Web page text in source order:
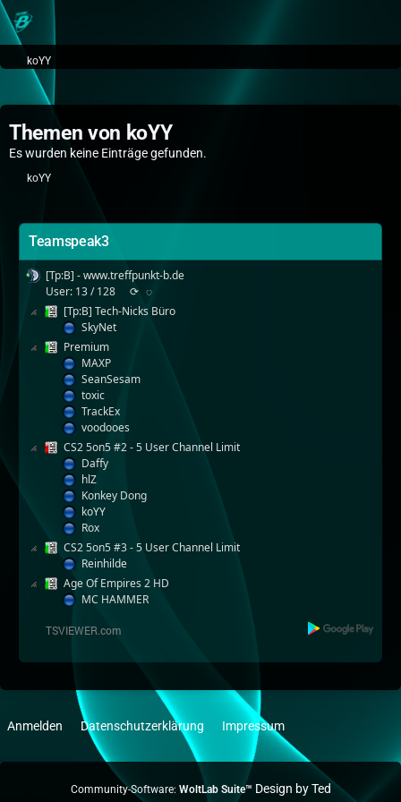
koYY
Themen von koYY
Es wurden keine Einträge gefunden.
koYY
Teamspeak3
[Tp:B] - www.treffpunkt-b.de
User: 13 / 128
⟳ ◌
[Tp:B] Tech-Nicks Büro
SkyNet
Premium
MAXP
SeanSesam
toxic
TrackEx
voodooes
CS2 5on5 #2 - 5 User Channel Limit
Daffy
hlZ
Konkey Dong
koYY
Rox
CS2 5on5 #3 - 5 User Channel Limit
Reinhilde
Age Of Empires 2 HD
MC HAMMER
Anmelden Datenschutzerklärung Impressum
Community-Software: WoltLab Suite™